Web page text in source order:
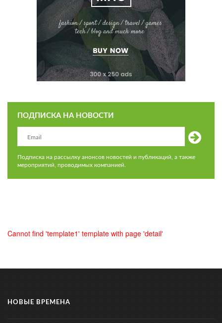
ПОДПИСКА НА НОВОСТИ
Подписка на рассылку анонсов новостей и публикаций, а также
мероприятий, проводимых компанией.
Cannot find 'template1' template with page 'detail'
НОВЫЕ ВРЕМЕНА